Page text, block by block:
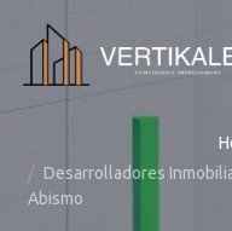
Desarrolladores
Abismo